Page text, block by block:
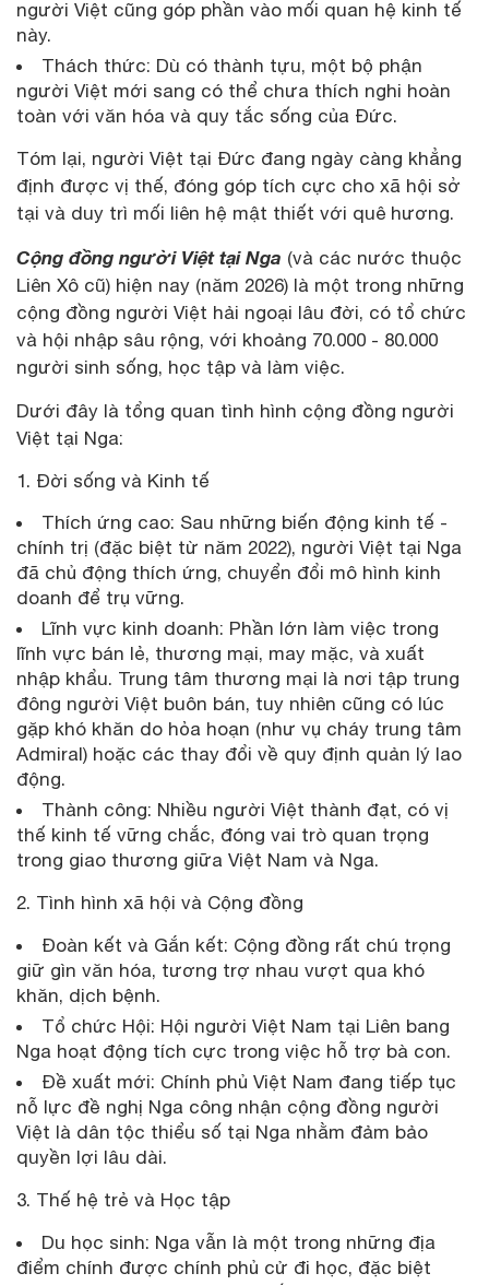
người Việt cũng góp phần vào mối quan hệ kinh tế
này.
Thách thức: Dù có thành tựu, một bộ phận
người Việt mới sang có thể chưa thích nghi hoàn
toàn với văn hóa và quy tắc sống của Đức.
Tóm lại, người Việt tại Đức đang ngày càng khẳng
định được vị thế, đóng góp tích cực cho xã hội sở
tại và duy trì mối liên hệ mật thiết với quê hương.
Cộng đồng người Việt tại Nga (và các nước thuộc
Liên Xô cũ) hiện nay (năm 2026) là một trong những
cộng đồng người Việt hải ngoại lâu đời, có tổ chức
và hội nhập sâu rộng, với khoảng 70.000 - 80.000
người sinh sống, học tập và làm việc.
Dưới đây là tổng quan tình hình cộng đồng người
Việt tại Nga:
Đời sống và Kinh tế
Thích ứng cao: Sau những biến động kinh tế -
chính trị (đặc biệt từ năm 2022), người Việt tại Nga
đã chủ động thích ứng, chuyển đổi mô hình kinh
doanh để trụ vững.
Lĩnh vực kinh doanh: Phần lớn làm việc trong
lĩnh vực bán lẻ, thương mại, may mặc, và xuất
nhập khẩu. Trung tâm thương mại là nơi tập trung
đông người Việt buôn bán, tuy nhiên cũng có lúc
gặp khó khăn do hỏa hoạn (như vụ cháy trung tâm
Admiral) hoặc các thay đổi về quy định quản lý lao
động.
Thành công: Nhiều người Việt thành đạt, có vị
thế kinh tế vững chắc, đóng vai trò quan trọng
trong giao thương giữa Việt Nam và Nga.
2. Tình hình xã hội và Cộng đồng
Đoàn kết và Gắn kết: Cộng đồng rất chú trọng
giữ gìn văn hóa, tương trợ nhau vượt qua khó
khăn, dịch bệnh.
Tổ chức Hội: Hội người Việt Nam tại Liên bang
Nga hoạt động tích cực trong việc hỗ trợ bà con.
Đề xuất mới: Chính phủ Việt Nam đang tiếp tục
nỗ lực đề nghị Nga công nhận cộng đồng người
Việt là dân tộc thiểu số tại Nga nhằm đảm bảo
quyền lợi lâu dài.
3. Thế hệ trẻ và Học tập
Du học sinh: Nga vẫn là một trong những địa
điểm chính được chính phủ cử đi học, đặc biệt